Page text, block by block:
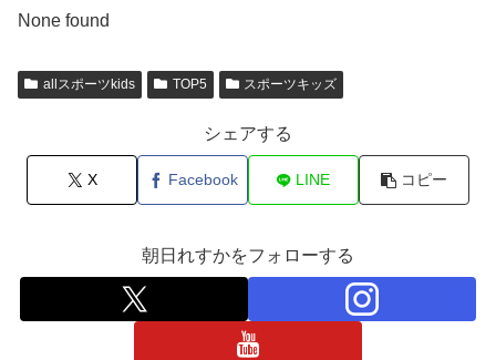
None found
allスポーツkids TOP5 スポーツキッズ
シェアする
X Facebook LINE コピー
朝日れすかをフォローする